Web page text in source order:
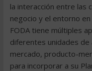
la interacción entre las
negocio y el entorno
FODA tiene múltiples
diferentes unidades
mercado, producto-
para incorporar a su